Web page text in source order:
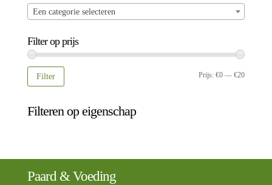
Een categorie selecteren
Filter op prijs
Min.
Max.
Filter Prijs:€0 —€20
Filteren op eigenschap
Paard & Voeding